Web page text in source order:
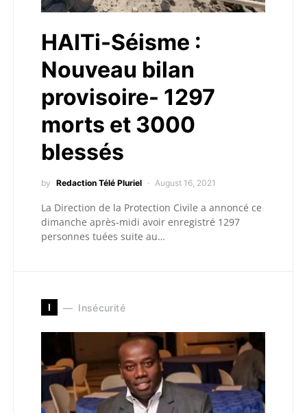
HAITi-Séisme :
Nouveau bilan
provisoire- 1297
morts et 3000
blessés
by Redaction Télé Pluriel August 16, 2021
La Direction de la Protection Civile a annoncé ce
dimanche après-midi avoir enregistré 1297
personnes tuées suite au…
I Insécurité